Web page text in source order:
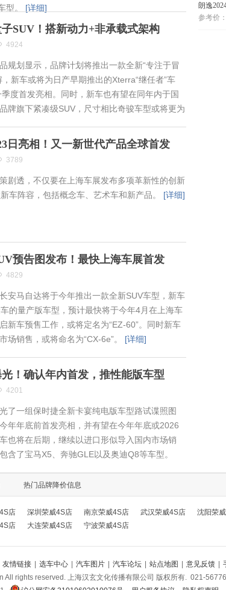
型。 [详细]
子SUV！搭新动力+非承载式架构
4924
规划显示，品牌计划将推出一款全新“专注于冒
，新车或将为日产早期推出的Xterra“继任者”车
度首发亮相。同时，新车也有望在同年内于国
牌旗下紧凑级SUV，尺寸相比奇骏车型或将更为
日亮相！又一新世代产品全球首发
3789
剧透，不仅要在上海车展发布多项革新性的创新
车阵容，包括概念车、艺术车和新产品。 [详细]
预告图发布！最快上海车展首发
4829
安马自达将于今年推出一款全新SUV车型，新车
的量产版车型，预计最快将于今年4月在上海车
新车预售工作，或将定名为“EZ-60”。同时新车
场销售，或将命名为“CX-6e”。 [详细]
！确认年内首发，推性能版车型
4201
了一组保时捷全新卡宴纯电版车型路试谍照图
年年底前首发亮相，并有望在今年年底或2026
也将在后期，继续以进口形似导入国内市场销
含了宝马X5、奔驰GLE以及奥迪Q8等车型。
朗逸
参考价：
热门品牌降价信息
店 深圳荣威4S店 南京荣威4S店 武汉荣威4S店 沈阳荣
店 大连荣威4S店 宁波荣威4S店
友情链接 | 选车中心 | 汽车图片 | 汽车论坛 | 站点地图 | 意见反馈 |
All rights reserved. 上海汉玄文化传播有限公司 版权所有. 021-